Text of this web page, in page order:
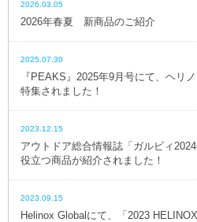
2026.03.05
2026年春夏 新商品のご紹介
2025.07.30
『PEAKS』2025年9月号にて、ヘリ
特集されました！
2023.12.15
アウトドア総合情報誌「ガルビィ
役立つ商品が紹介されました！
2023.09.15
Helinox Globalにて、「2023